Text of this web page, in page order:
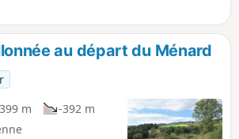
2 magnifiques paysages, sur votre
Lyonnais (par temps clair les Alpes et le
gauche les monts du Forez,
au départ du Ménard
m
-392 m